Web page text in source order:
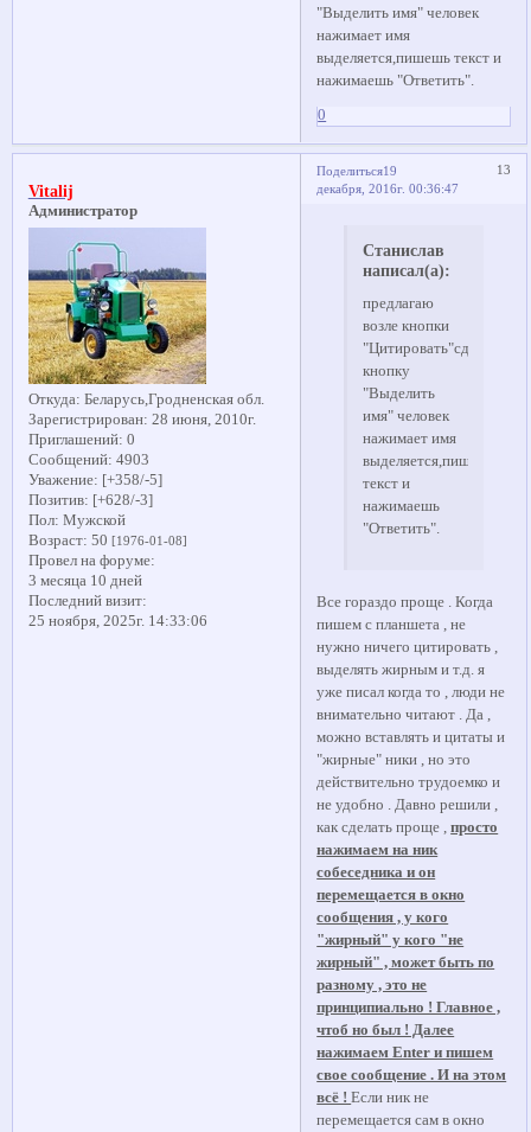
"Выделить имя" человек
нажимает имя
выделяется,пишешь текст и
нажимаешь "Ответить".
0
Поделиться 13
19
декабря, 2016г. 00:36:47
Vitalij
Администратор
Откуда: Беларусь,Гродненская обл.
Зарегистрирован: 28 июня, 2010г.
Приглашений: 0
Сообщений: 4903
Уважение: [+358/-5]
Позитив: [+628/-3]
Пол: Мужской
Возраст: 50 [1976-01-08]
Провел на форуме:
3 месяца 10 дней
Последний визит:
25 ноября, 2025г. 14:33:06
Станислав
написал(а):
предлагаю
возле кнопки
"Цитировать"сделать
кнопку
"Выделить
имя" человек
нажимает имя
выделяется,пишешь
текст и
нажимаешь
"Ответить".
Все гораздо проще . Когда
пишем с планшета , не
нужно ничего цитировать ,
выделять жирным и т.д. я
уже писал когда то , люди не
внимательно читают . Да ,
можно вставлять и цитаты и
"жирные" ники , но это
действительно трудоемко и
не удобно . Давно решили ,
как сделать проще ,просто
нажимаем на ник
собеседника и он
перемещается в окно
сообщения , у кого
"жирный" у кого "не
жирный" , может быть по
разному , это не
принципиально ! Главное ,
чтоб но был ! Далее
нажимаем Enter и пишем
свое сообщение . И на этом
всё !Если ник не
перемещается сам в окно